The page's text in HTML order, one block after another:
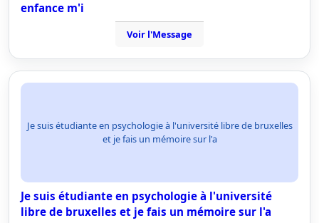
enfance m'i
Voir l'Message
Je suis étudiante en psychologie à l'université libre de bruxelles
et je fais un mémoire sur l'a
Je suis étudiante en psychologie à l'université
libre de bruxelles et je fais un mémoire sur l'a